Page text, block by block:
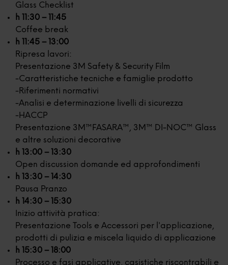
Glass Checklist
h 11:30 – 11:45
Coffee break
h 11:45 – 13:00
Ripresa lavori:
Presentazione 3M Safety & Security Film
-Caratteristiche tecniche e famiglie prodotto
-Riferimenti normativi
-Analisi e determinazione livelli di sicurezza
-HACCP
Presentazione 3M™FASARA™, 3M™ DI-NOC™ Glass
e altre soluzioni decorative
h 13:00 – 13:30
Open discussion domande ed approfondimenti
h 13:30 – 14:30
Pausa Pranzo
h 14:30 – 15:30
Inizio attività pratica:
Presentazione Tools e Accessori per l'applicazione,
prodotti di pulizia e miscela liquido di applicazione
h 15:30 – 18:00
Processo e fasi applicative, casistiche riscontrabili e